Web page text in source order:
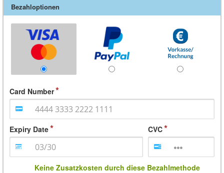
Bezahloptionen
Card Number
Expiry Date CVC
Keine Zusatzkosten durch diese Bezahlmethode